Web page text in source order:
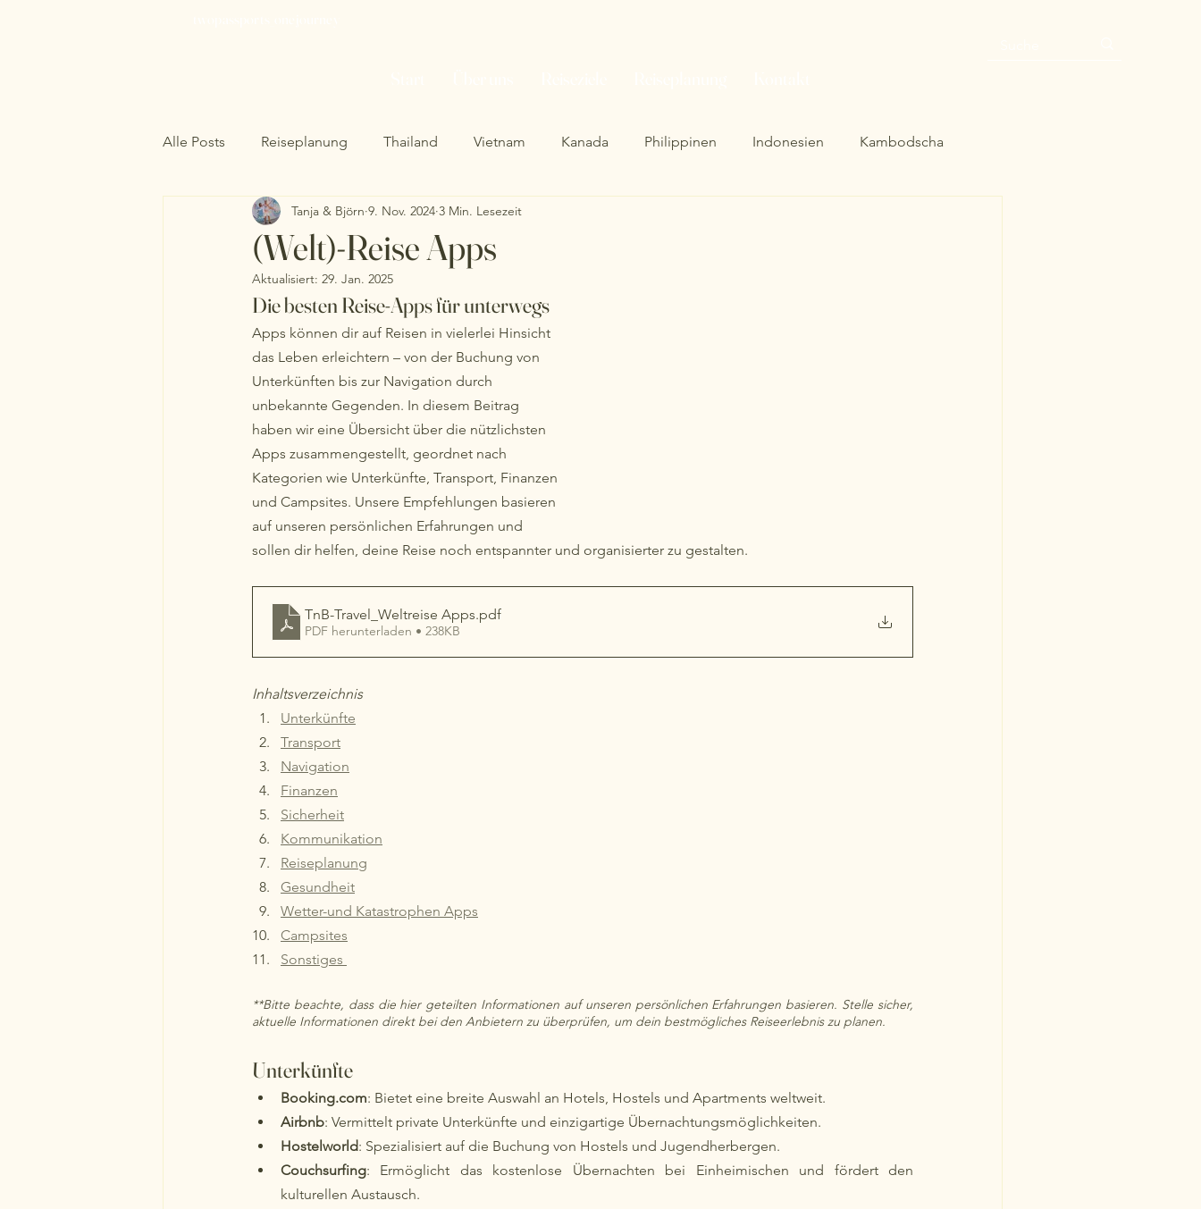
Alle Posts Reiseplanung Thailand Vietnam Kanada Philippinen Indonesien Kambodscha
(Welt)-Reise Apps
Tanja & Björn 9. Nov. 2024 3 Min. Lesezeit
Aktualisiert: 29. Jan. 2025
Die besten Reise-Apps für unterwegs
Apps können dir auf Reisen in vielerlei Hinsicht
das Leben erleichtern – von der Buchung von
Unterkünften bis zur Navigation durch
unbekannte Gegenden. In diesem Beitrag
haben wir eine Übersicht über die nützlichsten
Apps zusammengestellt, geordnet nach
Kategorien wie Unterkünfte, Transport, Finanzen
und Campsites. Unsere Empfehlungen basieren
auf unseren persönlichen Erfahrungen und
sollen dir helfen, deine Reise noch entspannter und organisierter zu gestalten.
TnB-Travel_Weltreise Apps.pdf
PDF herunterladen • 238KB
Inhaltsverzeichnis
Unterkünfte
Transport
Navigation
Finanzen
Sicherheit
Kommunikation
Reiseplanung
Gesundheit
Wetter-und Katastrophen Apps
Campsites
Sonstiges
**Bitte beachte, dass die hier geteilten Informationen auf unseren persönlichen Erfahrungen basieren. Stelle sicher,
aktuelle Informationen direkt bei den Anbietern zu überprüfen, um dein bestmögliches Reiseerlebnis zu planen.
Unterkünfte
Booking.com: Bietet eine breite Auswahl an Hotels, Hostels und Apartments weltweit.
Airbnb: Vermittelt private Unterkünfte und einzigartige Übernachtungsmöglichkeiten.
Hostelworld: Spezialisiert auf die Buchung von Hostels und Jugendherbergen.
Couchsurfing: Ermöglicht das kostenlose Übernachten bei Einheimischen und fördert den
kulturellen Austausch.